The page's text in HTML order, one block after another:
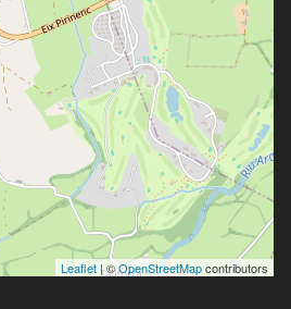
Leaflet| ©OpenStreetMapcontributors